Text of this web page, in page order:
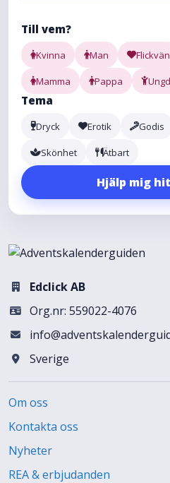
Till vem?
Kvinna Man Flickvän
Mamma Pappa
Tema
Dryck Erotik Godis
Skönhet Ätbart
Hjälp mig
Edclick AB
Org.nr: 559022-4076
Sverige
Om oss
Kontakta oss
Nyheter
REA & erbjudanden